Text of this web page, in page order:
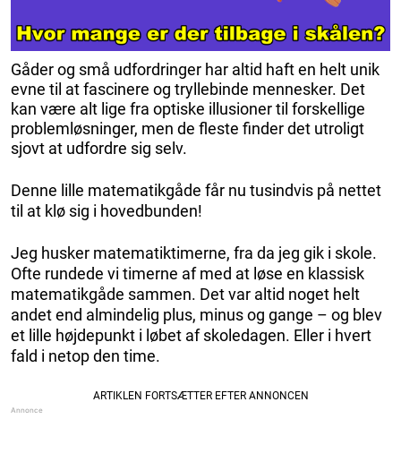
Gåder og små udfordringer har altid haft en helt unik
evne til at fascinere og tryllebinde mennesker. Det
kan være alt lige fra optiske illusioner til forskellige
problemløsninger, men de fleste finder det utroligt
sjovt at udfordre sig selv.
Denne lille matematikgåde får nu tusindvis på nettet
til at klø sig i hovedbunden!
Jeg husker matematiktimerne, fra da jeg gik i skole.
Ofte rundede vi timerne af med at løse en klassisk
matematikgåde sammen. Det var altid noget helt
andet end almindelig plus, minus og gange – og blev
et lille højdepunkt i løbet af skoledagen. Eller i hvert
fald i netop den time.